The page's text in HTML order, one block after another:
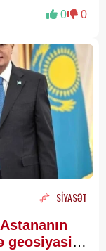
0 0
SİYASƏT
Astananın
geosiyasi